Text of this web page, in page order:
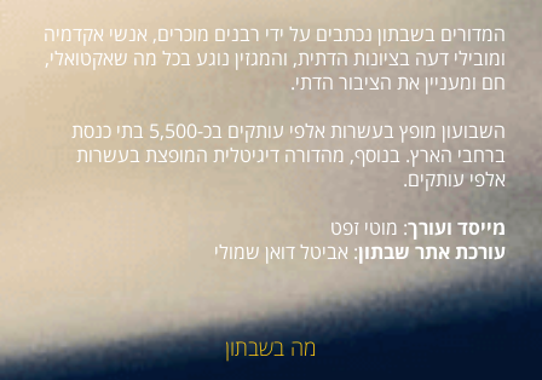
המדורים בשבתון נכתבים על ידי רבנים מוכרים, אנשי אקדמיה
ומובילי דעה בציונות הדתית, והמגזין נוגע בכל מה שאקטואלי,
חם ומעניין את הציבור הדתי.
השבועון מופץ בעשרות אלפי עותקים בכ-5,500 בתי כנסת
ברחבי הארץ. בנוסף, מהדורה דיגיטלית המופצת בעשרות
אלפי עותקים.
מייסד ועורך: מוטי זפט
עורכת אתר שבתון: אביטל דואן שמולי
מה בשבתון